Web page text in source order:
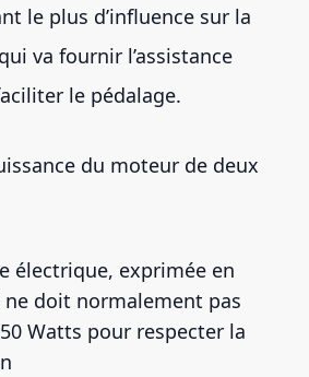
le plus d’influence sur la
va fournir l’assistance
le pédalage.
du moteur de deux
électrique, exprimée en
ne doit normalement pas
Watts pour respecter la